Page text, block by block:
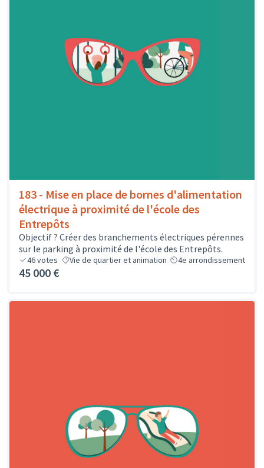
183 - Mise en place de bornes d'alimentation
électrique à proximité de l'école des
Entrepôts
Objectif ? Créer des branchements électriques pérennes
sur le parking à proximité de l'école des Entrepôts.
46votes Vie de quartier et animation 4e arrondissement
45 000 €